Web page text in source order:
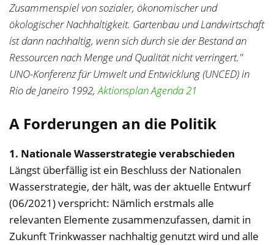
Zusammenspiel von sozialer, ökonomischer und
ökologischer Nachhaltigkeit. Gartenbau und Landwirtschaft
ist dann nachhaltig, wenn sich durch sie der Bestand an
Ressourcen nach Menge und Qualität nicht verringert."
UNO-Konferenz für Umwelt und Entwicklung (UNCED) in
Rio de Janeiro 1992,Aktionsplan Agenda 21
A Forderungen an die Politik
1. Nationale Wasserstrategie verabschieden
Längst überfällig ist ein Beschluss der Nationalen
Wasserstrategie, der hält, was der aktuelle Entwurf
(06/2021) verspricht: Nämlich erstmals alle
relevanten Elemente zusammenzufassen, damit in
Zukunft Trinkwasser nachhaltig genutzt wird und alle